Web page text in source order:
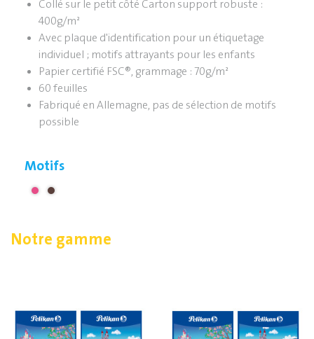
Collé sur le petit côté Carton support robuste :
400g/m²
Avec plaque d'identification pour un étiquetage
individuel ; motifs attrayants pour les enfants
Papier certifié FSC®, grammage : 70g/m²
60 feuilles
Fabriqué en Allemagne, pas de sélection de motifs
possible
Motifs
Notre gamme